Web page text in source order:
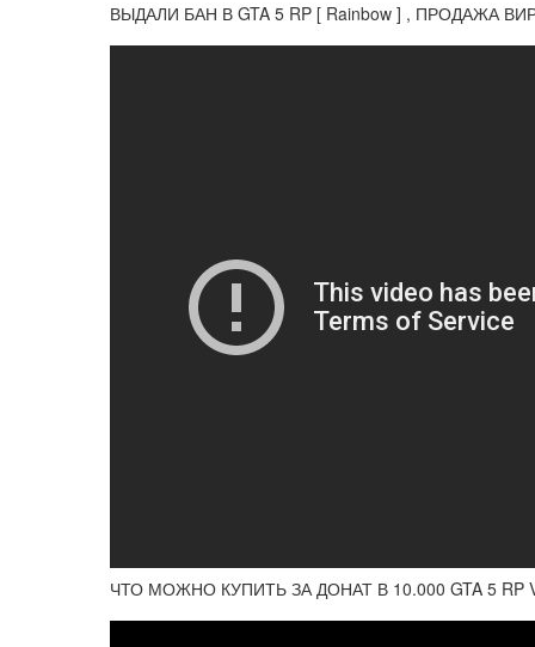
ВЫДАЛИ БАН В GTA 5 RP [ Rainbow ] , ПРОДАЖА
ЧТО МОЖНО КУПИТЬ ЗА ДОНАТ В 10.000 GTA 5 RP